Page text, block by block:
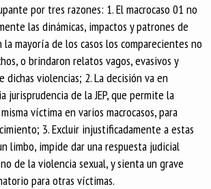
por tres razones: 1. El macrocaso 01 no
las dinámicas, impactos y patrones de
mayoría de los casos los comparecientes no
o brindaron relatos vagos, evasivos y
violencias; 2. La decisión va en
jurisprudencia de la JEP, que permite la
víctima en varios macrocasos, para
3. Excluir injustificadamente a estas
limbo, impide dar una respuesta judicial
de la violencia sexual, y sienta un grave
para otras víctimas.